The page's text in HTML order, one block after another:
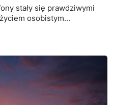
stały się prawdziwymi
osobistym...